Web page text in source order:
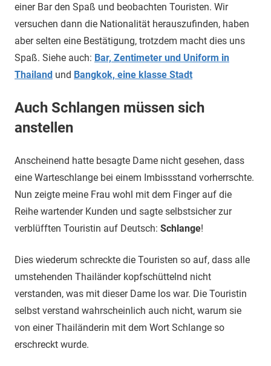
einer Bar den Spaß und beobachten Touristen. Wir
versuchen dann die Nationalität herauszufinden, haben
aber selten eine Bestätigung, trotzdem macht dies uns
Spaß. Siehe auch: Bar, Zentimeter und Uniform in
Thailand und Bangkok, eine klasse Stadt
Auch Schlangen müssen sich
anstellen
Anscheinend hatte besagte Dame nicht gesehen, dass
eine Warteschlange bei einem Imbissstand vorherrschte.
Nun zeigte meine Frau wohl mit dem Finger auf die
Reihe wartender Kunden und sagte selbstsicher zur
verblüfften Touristin auf Deutsch: Schlange!
Dies wiederum schreckte die Touristen so auf, dass alle
umstehenden Thailänder kopfschüttelnd nicht
verstanden, was mit dieser Dame los war. Die Touristin
selbst verstand wahrscheinlich auch nicht, warum sie
von einer Thailänderin mit dem Wort Schlange so
erschreckt wurde.